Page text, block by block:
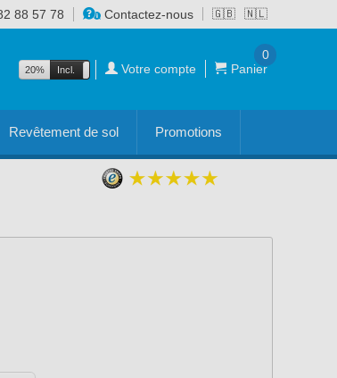
🇬🇧 🇳🇱
88 57 78 Contactez-nous
20% Incl. Excl. Votre compte Panier
0
Revêtement de sol Promotions